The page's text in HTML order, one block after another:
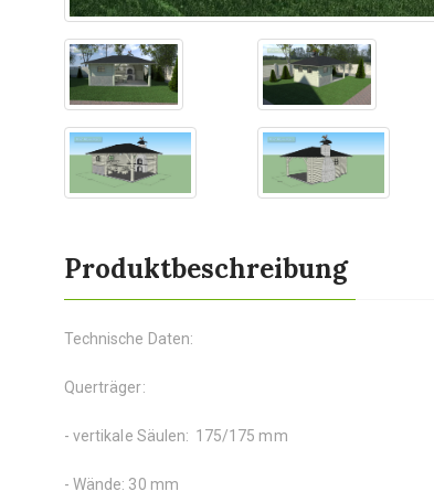
Produktbeschreibung
Technische Daten:
Querträger:
- vertikale Säulen: 175/175 mm
- Wände: 30 mm